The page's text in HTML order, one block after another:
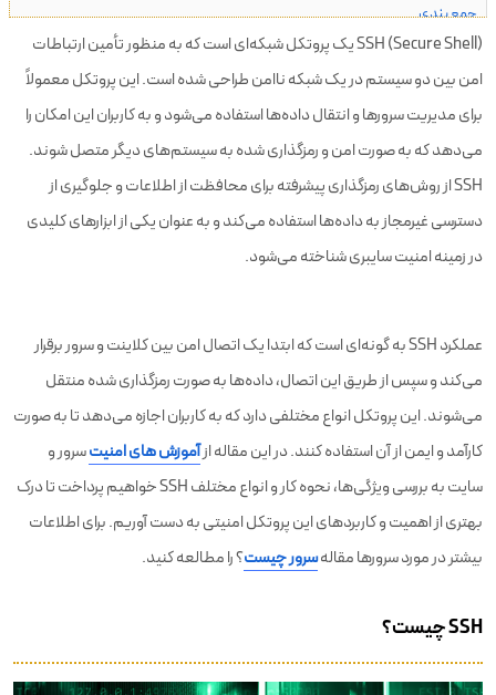
جمع بندی
سوالات متداول درباره SSH
SSH (Secure Shell) یک پروتکل شبکه‌ای است که به منظور تأمین ارتباطات
امن بین دو سیستم در یک شبکه ناامن طراحی شده است. این پروتکل معمولاً
برای مدیریت سرورها و انتقال داده‌ها استفاده می‌شود و به کاربران این امکان را
می‌دهد که به صورت امن و رمزگذاری شده به سیستم‌های دیگر متصل شوند.
SSH از روش‌های رمزگذاری پیشرفته برای محافظت از اطلاعات و جلوگیری از
دسترسی غیرمجاز به داده‌ها استفاده می‌کند و به عنوان یکی از ابزارهای کلیدی
در زمینه امنیت سایبری شناخته می‌شود.
عملکرد SSH به گونه‌ای است که ابتدا یک اتصال امن بین کلاینت و سرور برقرار
می‌کند و سپس از طریق این اتصال، داده‌ها به صورت رمزگذاری شده منتقل
می‌شوند. این پروتکل انواع مختلفی دارد که به کاربران اجازه می‌دهد تا به صورت
کارآمد و ایمن از آن استفاده کنند. در این مقاله ازآموزش های امنیتسرور و
سایت به بررسی ویژگی‌ها، نحوه کار و انواع مختلف SSH خواهیم پرداخت تا درک
بهتری از اهمیت و کاربردهای این پروتکل امنیتی به دست آوریم. برای اطلاعات
بیشتر در مورد سرورها مقالهسرور چیست؟ را مطالعه کنید.
SSH چیست؟